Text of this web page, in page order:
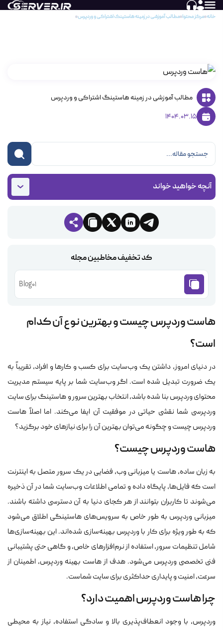
خانه مرکز محتوا مطالب آموزشی در زمینه هاستینگ اشتراکی و وردپرس
مطالب آموزشی در زمینه هاستینگ اشتراکی و وردپرس
1404.03.15
آنچه خواهید خواند
کد تخفیف مخاطبین مجله
Blog01
هاست وردپرس چیست و بهترین نوع آن کدام
است؟
در دنیای امروز، داشتن یک وب‌سایت برای کسب و کارها و افراد، تقریباً به
یک ضرورت تبدیل شده است. اگر وب‌سایت شما بر پایه سیستم مدیریت
محتوای وردپرس بنا شده باشد، انتخاب بهترین سرور و هاستینگ برای سایت
وردپرسی شما نقشی حیاتی در موفقیت آن ایفا می‌کند. اما اصلاً هاست
وردپرس چیست و چگونه می‌توان بهترین آن را برای نیازهای خود برگزید؟
هاست وردپرس چیست؟
به زبان ساده، هاست یا میزبانی وب، فضایی در یک سرور متصل به اینترنت
است که فایل‌ها، پایگاه داده و تمامی اطلاعات وب‌سایت شما در آن ذخیره
می‌شوند تا کاربران بتوانند از هر کجای دنیا به آن دسترسی داشته باشند.
میزبانی وردپرس به طور خاص به سرویس‌های هاستینگی اطلاق می‌شود
که به طور ویژه برای کار با وردپرس بهینه‌سازی شده‌اند. این بهینه‌سازی‌ها
شامل تنظیمات سرور، استفاده از نرم‌افزارهای خاص، و گاهی حتی پشتیبانی
فنی تخصصی وردپرس می‌شود. هدف از هاست بهینه وردپرس، اطمینان از
سرعت، امنیت و پایداری حداکثری برای سایت شماست.
چرا هاست وردپرس اهمیت دارد؟
وردپرس، با وجود انعطاف‌پذیری بالا و سادگی استفاده، نیاز به محیطی